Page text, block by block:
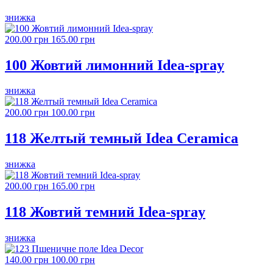
знижка
200.00 грн 165.00 грн
100 Жовтий лимонний Idea-spray
знижка
200.00 грн 100.00 грн
118 Желтый темный Idea Ceramica
знижка
200.00 грн 165.00 грн
118 Жовтий темний Idea-spray
знижка
140.00 грн 100.00 грн